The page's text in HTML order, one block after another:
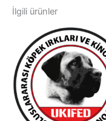
İlgili ürünler